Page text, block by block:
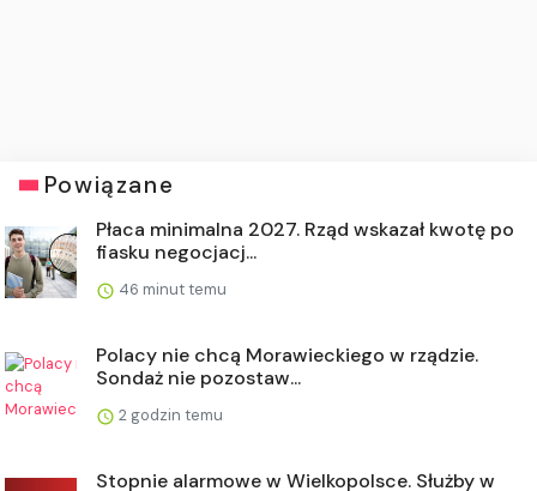
Powiązane
Płaca minimalna 2027. Rząd wskazał kwotę po
fiasku negocjacj...
46 minut temu
Polacy nie chcą Morawieckiego w rządzie.
Sondaż nie pozostaw...
2 godzin temu
Stopnie alarmowe w Wielkopolsce. Służby w